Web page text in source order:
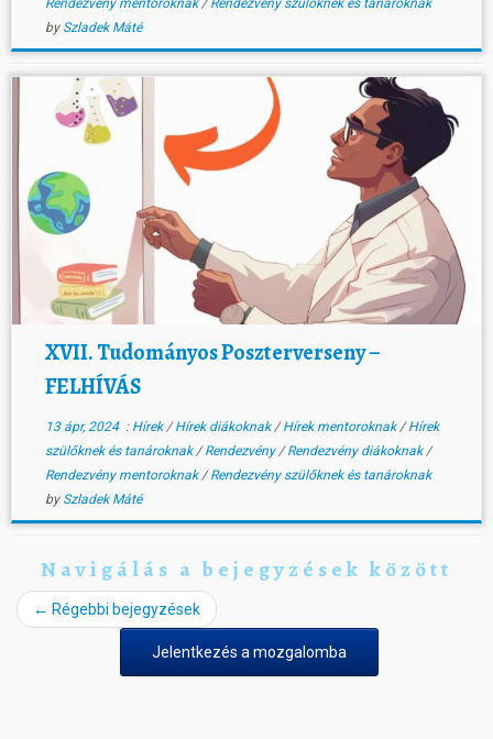
Rendezvény mentoroknak/Rendezvény szülőknek és tanároknak
by Szladek Máté
XVII. Tudományos Poszterverseny –
FELHÍVÁS
13 ápr, 2024: Hírek/Hírek diákoknak/Hírek mentoroknak/Hírek
szülőknek és tanároknak/Rendezvény/Rendezvény diákoknak/
Rendezvény mentoroknak/Rendezvény szülőknek és tanároknak
by Szladek Máté
Navigálás a bejegyzések között
← Régebbi bejegyzések
Jelentkezés a mozgalomba